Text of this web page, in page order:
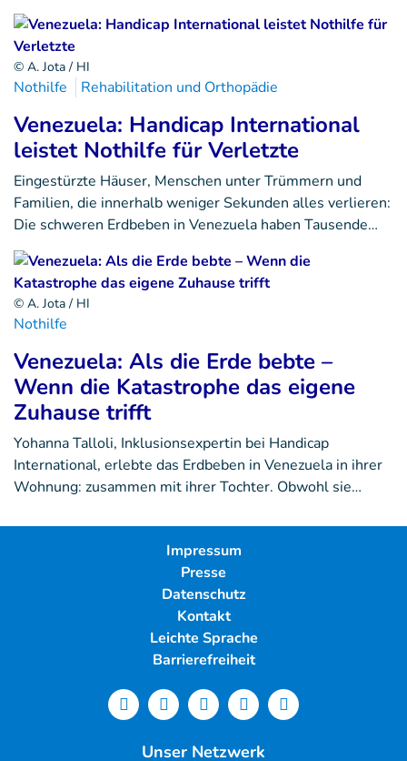
© A. Jota / HI
Nothilfe Rehabilitation und Orthopädie
Venezuela: Handicap International
leistet Nothilfe für Verletzte
Eingestürzte Häuser, Menschen unter Trümmern und
Familien, die innerhalb weniger Sekunden alles verlieren:
Die schweren Erdbeben in Venezuela haben Tausende…
© A. Jota / HI
Nothilfe
Venezuela: Als die Erde bebte –
Wenn die Katastrophe das eigene
Zuhause trifft
Yohanna Talloli, Inklusionsexpertin bei Handicap
International, erlebte das Erdbeben in Venezuela in ihrer
Wohnung: zusammen mit ihrer Tochter. Obwohl sie…
Impressum
Presse
Datenschutz
Kontakt
Leichte Sprache
Barrierefreiheit
Unser Netzwerk